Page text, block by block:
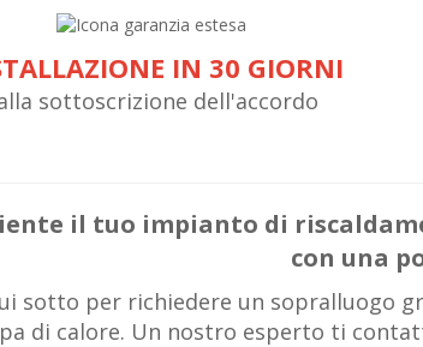
IN 30 GIORNI
sottoscrizione dell'accordo
il tuo impianto di
con una
sotto per richiedere un sopralluogo
di calore. Un nostro esperto ti